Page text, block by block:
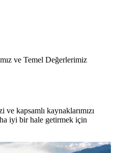
ve Temel Değerlerimiz
kapsamlı kaynaklarımızı
iyi bir hale getirmek için